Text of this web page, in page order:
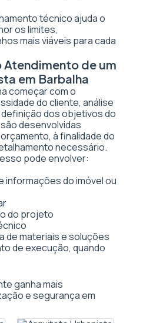
técnico ajuda o
os limites,
mais viáveis para cada
Atendimento de um
em Barbalha
começar com o
do cliente, análise
dos objetivos do
desenvolvidas
à finalidade do
necessário.
pode envolver:
informações do imóvel ou
do projeto
de materiais e soluções
de execução, quando
ganha mais
e segurança em